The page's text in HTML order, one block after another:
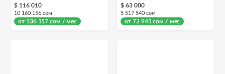
$ 116 010
10 160 156 сом
от 136 157 сом / мес
$ 63 000
5 517 540 сом
от 73 941 сом / мес